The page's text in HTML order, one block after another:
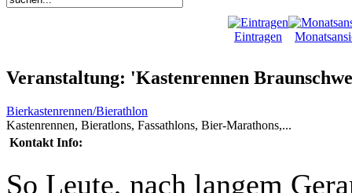
Eintragen
Veranstaltung: 'Kastenrennen
Bierkastenrennen/Bierathlon
Kastenrennen, Bieratlons, Fassathlons, Bier-Marathons,...
Kontakt Info:
So Leute, nach langem